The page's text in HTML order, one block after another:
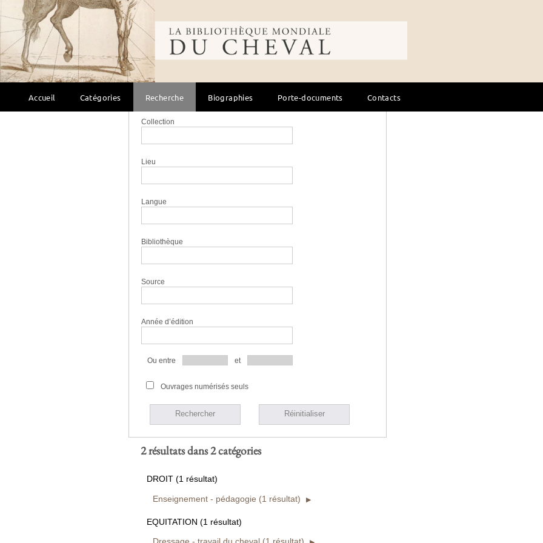
Bibliothèque mondiale du cheval
Accueil Catégories Recherche Biographies Porte-documents Contacts
Titre
Auteur
Éditeur
Collection
Lieu
Langue
Bibliothèque
Source
Année d’édition
Ou entre et
Ouvrages numérisés seuls
Rechercher Réinitialiser
2 résultats dans 2 catégories
DROIT (1 résultat)
Enseignement - pédagogie (1 résultat)
EQUITATION (1 résultat)